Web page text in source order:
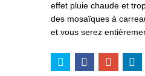
effet pluie chaude et
des mosaïques à
et vous serez